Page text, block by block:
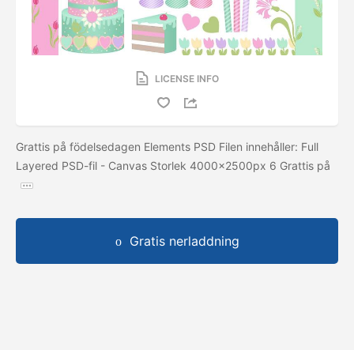
LICENSE INFO
Grattis på födelsedagen Elements PSD Filen innehåller: Full
Layered PSD-fil - Canvas Storlek 4000x2500px 6 Grattis på
Gratis nerladdning